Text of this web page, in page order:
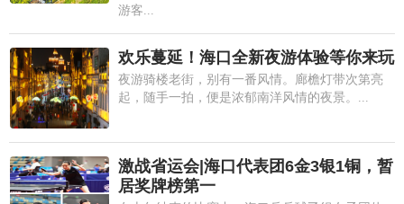
游客...
欢乐蔓延！海口全新夜游体验等你来玩
夜游骑楼老街，别有一番风情。廊檐灯带次第亮
起，随手一拍，便是浓郁南洋风情的夜景。...
激战省运会|海口代表团6金3银1铜，暂
居奖牌榜第一